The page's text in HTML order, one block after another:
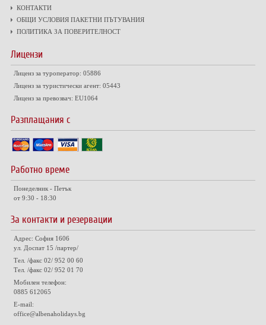
КОНТАКТИ
ОБЩИ УСЛОВИЯ ПАКЕТНИ ПЪТУВАНИЯ
ПОЛИТИКА ЗА ПОВЕРИТЕЛНОСТ
Лицензи
Лиценз за туроператор: 05886
Лиценз за туристически агент: 05443
Лиценз за превозвач: EU1064
Разплащания с
Работно време
Понеделник - Петък
от 9:30 - 18:30
За контакти и резервации
Адрес: София 1606
ул. Доспат 15 /партер/
Тел. /факс 02/ 952 00 60
Тел. /факс 02/ 952 01 70
Мобилен телефон:
0885 612065
E-mail:
office@albenaholidays.bg